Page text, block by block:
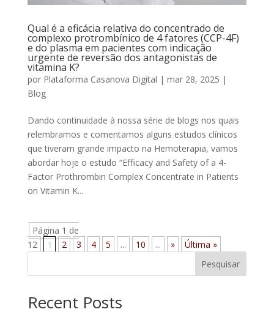
Qual é a eficácia relativa do concentrado de
complexo protrombínico de 4 fatores (CCP-4F)
e do plasma em pacientes com indicação
urgente de reversão dos antagonistas de
vitamina K?
por Plataforma Casanova Digital | mar 28, 2025 |
Blog
Dando continuidade à nossa série de blogs nos quais
relembramos e comentamos alguns estudos clínicos
que tiveram grande impacto na Hemoterapia, vamos
abordar hoje o estudo “Efficacy and Safety of a 4-
Factor Prothrombin Complex Concentrate in Patients
on Vitamin K...
Página 1 de
12
1 2 3 4 5 ... 10 ... »
Última »
Pesquisar
Recent Posts